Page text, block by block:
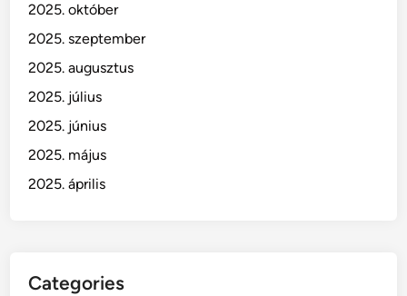
2025. október
2025. szeptember
2025. augusztus
2025. július
2025. június
2025. május
2025. április
Categories